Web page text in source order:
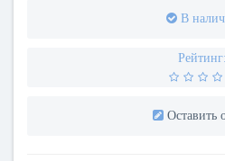
В
Рейтинг:
Оставить